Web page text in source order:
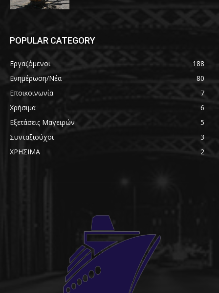
POPULAR CATEGORY
Εργαζόμενοι
188
Ενημέρωση/Νέα
80
Εποικοινωνία
7
Χρήσιμα
6
Εξετάσεις Μαγειρών
5
Συνταξιούχοι
3
ΧΡΗΣΙΜΑ
2